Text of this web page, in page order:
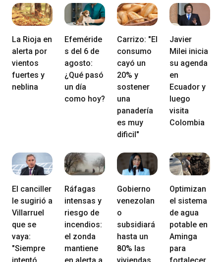
La Rioja en
alerta por
vientos
fuertes y
neblina
Efeméride
s del 6 de
agosto:
¿Qué pasó
un día
como hoy?
Carrizo: "El
consumo
cayó un
20% y
sostener
una
panadería
es muy
dificil"
Javier
Milei inicia
su agenda
en
Ecuador y
luego
visita
Colombia
El canciller
le sugirió a
Villarruel
que se
vaya:
"Siempre
Ráfagas
intensas y
riesgo de
incendios:
el zonda
mantiene
Gobierno
venezolan
o
subsidiará
hasta un
80% las
Optimizan
el sistema
de agua
potable en
Aminga
para